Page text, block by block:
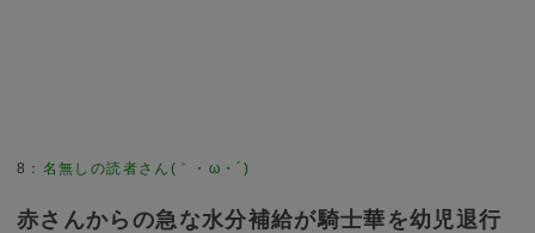
8 ： 名無しの読者さん(｀・ω・´)
赤さんからの急な水分補給が騎士華を幼児退行